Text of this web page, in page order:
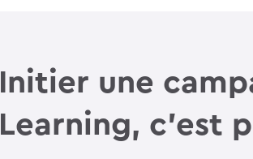
Initier une
Learning, c’est